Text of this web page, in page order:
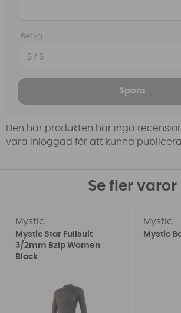
Betyg
Spara
Den här produkten har inga
vara inloggad för att kunna publicera
Se fler varor
Mystic
Mystic Star Fullsuit
3/2mm Bzip Women
Black
Mystic
Mystic